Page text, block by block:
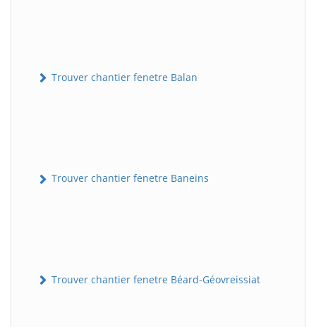
Trouver chantier fenetre Balan
Trouver chantier fenetre Baneins
Trouver chantier fenetre Béard-Géovreissiat